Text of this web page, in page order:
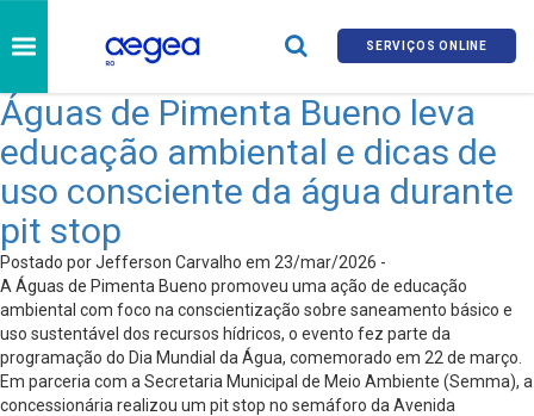
SERVIÇOS ONLINE
Águas de Pimenta Bueno leva
educação ambiental e dicas de
uso consciente da água durante
pit stop
Postado por Jefferson Carvalho em 23/mar/2026 -
A Águas de Pimenta Bueno promoveu uma ação de educação
ambiental com foco na conscientização sobre saneamento básico e
uso sustentável dos recursos hídricos, o evento fez parte da
programação do Dia Mundial da Água, comemorado em 22 de março.
Em parceria com a Secretaria Municipal de Meio Ambiente (Semma), a
concessionária realizou um pit stop no semáforo da Avenida